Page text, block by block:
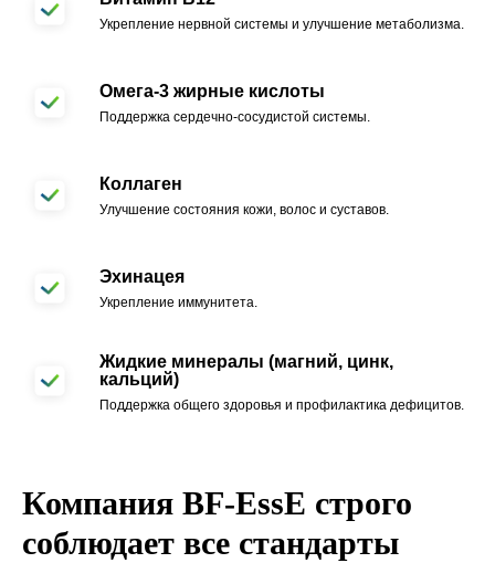
Укрепление нервной системы и улучшение метаболизма.
Омега-3 жирные кислоты
Поддержка сердечно-сосудистой системы.
Коллаген
Улучшение состояния кожи, волос и суставов.
Эхинацея
Укрепление иммунитета.
Жидкие минералы (магний, цинк,
кальций)
Поддержка общего здоровья и профилактика дефицитов.
Компания BF-EssE строго
соблюдает все стандарты